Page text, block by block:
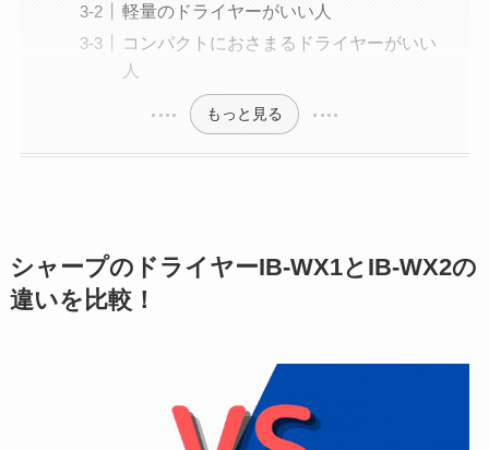
軽量のドライヤーがいい人
コンパクトにおさまるドライヤーがいい
人
もっと見る
シャープのドライヤーIB-WX1とIB-WX2の
違いを比較！